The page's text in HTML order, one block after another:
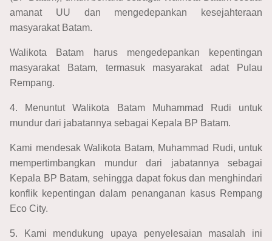
amanat UU dan mengedepankan kesejahteraan
masyarakat Batam.
Walikota Batam harus mengedepankan kepentingan
masyarakat Batam, termasuk masyarakat adat Pulau
Rempang.
4. Menuntut Walikota Batam Muhammad Rudi untuk
mundur dari jabatannya sebagai Kepala BP Batam.
Kami mendesak Walikota Batam, Muhammad Rudi, untuk
mempertimbangkan mundur dari jabatannya sebagai
Kepala BP Batam, sehingga dapat fokus dan menghindari
konflik kepentingan dalam penanganan kasus Rempang
Eco City.
5. Kami mendukung upaya penyelesaian masalah ini